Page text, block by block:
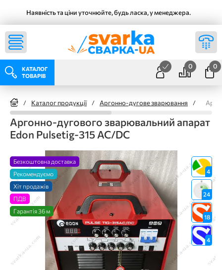
Наявність та ціни уточнюйте, будь ласка, у менеджера.
КАТАЛОГ
ТОВАРІВ
0 0
/ Каталог продукції / Аргонно-дугове зварювання /
Аргонно-дугового зварювальний апарат
Edon Pulsetig-315 AC/DC
Безкоштовна доставка
Рекомендуємо
Хіт продажів
ПДВ
Гарантія 36 м
4
24
18
4